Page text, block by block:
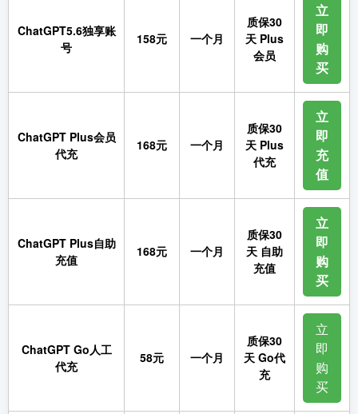
ChatGPT5.6独享账
号
158元 一个月
质保30
天 Plus
会员
立
即
购
买
ChatGPT Plus会员
代充
168元 一个月
质保30
天 Plus
代充
立
即
充
值
ChatGPT Plus自助
充值
168元 一个月
质保30
天 自助
充值
立
即
购
买
ChatGPT Go人工
代充
58元 一个月
质保30
天 Go代
充
立
即
购
买